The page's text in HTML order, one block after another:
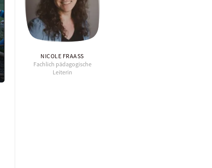
NICOLE FRAASS
Fachlich pädagogische
Leiterin